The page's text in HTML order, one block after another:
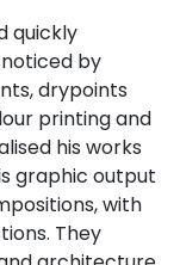
quickly
by
drypoints
printing and
his works
graphic output
with
They